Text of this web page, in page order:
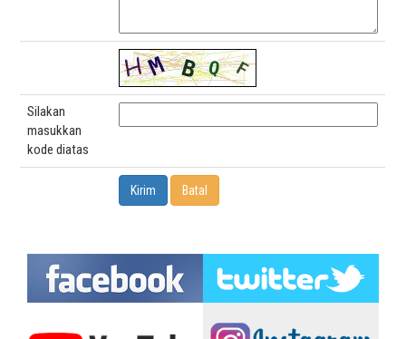
Silakan
masukkan
kode diatas